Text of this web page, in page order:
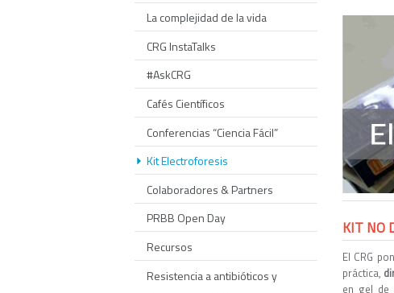
KIT NO
El CRG
práctica,
en gel de
La complejidad de la vida
CRG InstaTalks
#AskCRG
Cafés Científicos
Conferencias “Ciencia Fácil”
Kit Electroforesis
Colaboradores & Partners
PRBB Open Day
Recursos
Resistencia a antibióticos y